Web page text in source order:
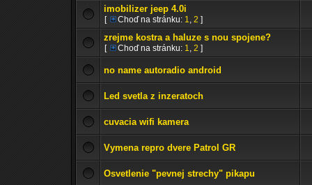
imobilizer jeep 4.0i
[ Choď na stránku: 1, 2 ]
zrejme kostra a haluze s nou spojene?
[ Choď na stránku: 1, 2 ]
no name autoradio android
Led svetla z inzeratoch
cuvacia wifi kamera
Vymena repro dvere Patrol GR
Osvetlenie "pevnej strechy" pikapu